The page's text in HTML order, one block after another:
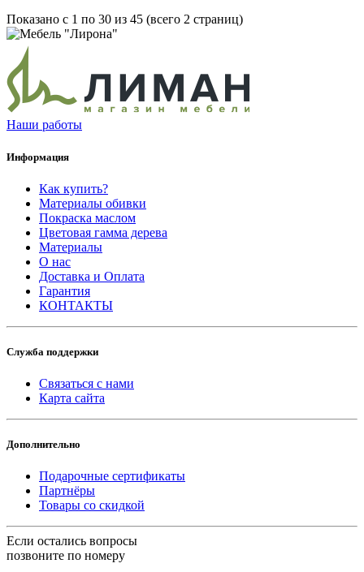
Показано с 1 по 30 из 45 (всего 2 страниц)
Наши работы
Информация
Как купить?
Материалы обивки
Покраска маслом
Цветовая гамма дерева
Материалы
О нас
Доставка и Оплата
Гарантия
КОНТАКТЫ
Служба поддержки
Связаться с нами
Карта сайта
Дополнительно
Подарочные сертификаты
Партнёры
Товары со скидкой
Если остались вопросы
позвоните по номеру